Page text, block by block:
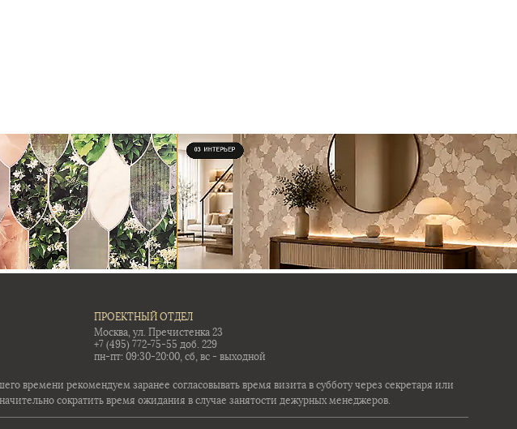
ПРОЕКТНЫЙ ОТДЕЛ
Москва, ул. Пречистенка 23
+7 (495) 772-75-55 доб. 229
пн-пт: 09:30-20:00, сб, вс - выходной
времени рекомендуем заранее согласовывать время визита в субботу через секретаря или
сократить время ожидания в случае занятости дежурных менеджеров.